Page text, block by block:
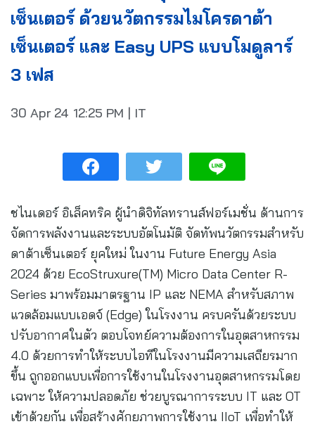
เซ็นเตอร์ ด้วยนวัตกรรมไมโครดาต้า
เซ็นเตอร์ และ Easy UPS แบบโมดูลาร์
3 เฟส
30 Apr 24 12:25 PM | IT
ชไนเดอร์ อิเล็คทริค ผู้นำดิจิทัลทรานส์ฟอร์เมชั่น ด้านการ
จัดการพลังงานและระบบอัตโนมัติ จัดทัพนวัตกรรมสำหรับ
ดาต้าเซ็นเตอร์ ยุคใหม่ ในงาน Future Energy Asia
2024 ด้วย EcoStruxure(TM) Micro Data Center R-
Series มาพร้อมมาตรฐาน IP และ NEMA สำหรับสภาพ
แวดล้อมแบบเอดจ์ (Edge) ในโรงงาน ครบครันด้วยระบบ
ปรับอากาศในตัว ตอบโจทย์ความต้องการในอุตสาหกรรม
4.0 ด้วยการทำให้ระบบไอทีในโรงงานมีความเสถียรมาก
ขึ้น ถูกออกแบบเพื่อการใช้งานในโรงงานอุตสาหกรรมโดย
เฉพาะ ให้ความปลอดภัย ช่วยบูรณาการระบบ IT และ OT
เข้าด้วยกัน เพื่อสร้างศักยภาพการใช้งาน IIoT เพื่อทำให้